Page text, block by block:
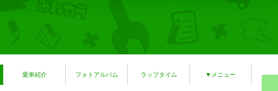
愛車紹介 フォトアルバム ラップタイム ▼メニュー